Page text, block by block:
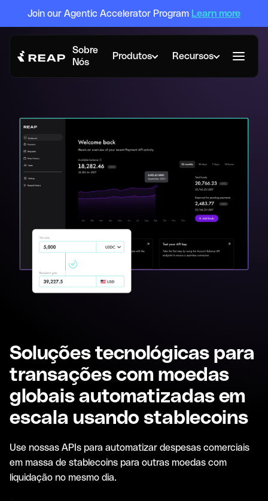
Sobre
Nós
Produtos Recursos
Soluções tecnológicas para
transações com moedas
globais automatizadas em
escala usando stablecoins
Use nossas APIs para automatizar despesas comerciais
em massa de stablecoins para outras moedas com
liquidação no mesmo dia.
Join our Agentic Accelerator Program Learn more